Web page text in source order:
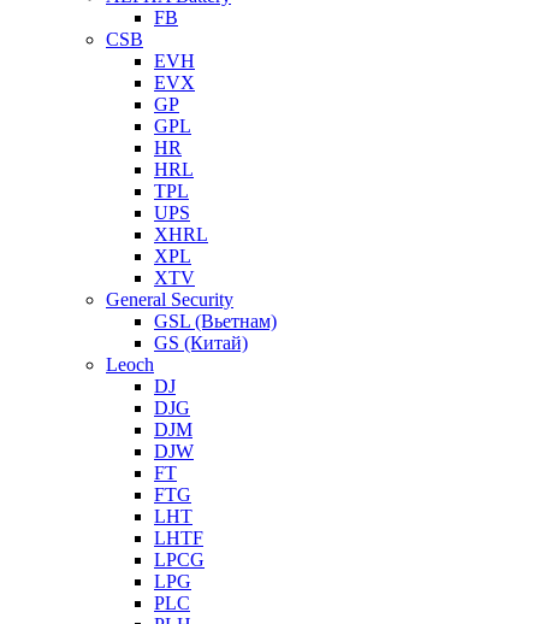
FB
CSB
EVH
EVX
GP
GPL
HR
HRL
TPL
UPS
XHRL
XPL
XTV
General Security
GSL (Вьетнам)
GS (Китай)
Leoch
DJ
DJG
DJM
DJW
FT
FTG
LHT
LHTF
LPCG
LPG
PLC